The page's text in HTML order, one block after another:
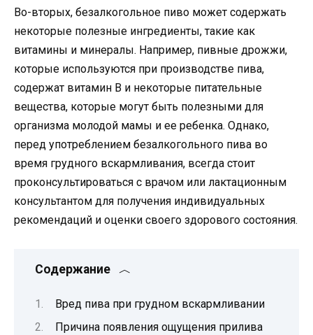
Во-вторых, безалкогольное пиво может содержать
некоторые полезные ингредиенты, такие как
витамины и минералы. Например, пивные дрожжи,
которые используются при производстве пива,
содержат витамин В и некоторые питательные
вещества, которые могут быть полезными для
организма молодой мамы и ее ребенка. Однако,
перед употреблением безалкогольного пива во
время грудного вскармливания, всегда стоит
проконсультироваться с врачом или лактационным
консультантом для получения индивидуальных
рекомендаций и оценки своего здорового состояния.
Содержание
Вред пива при грудном вскармливании
Причина появления ощущения прилива